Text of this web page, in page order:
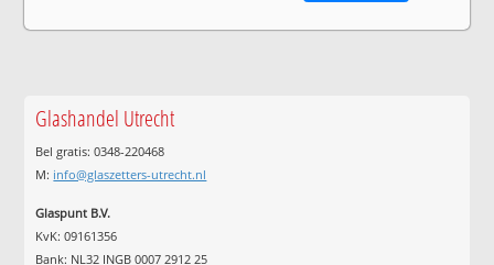
Glashandel Utrecht
Bel gratis: 0348-220468
M: info@glaszetters-utrecht.nl
Glaspunt B.V.
KvK: 09161356
Bank: NL32 INGB 0007 2912 25